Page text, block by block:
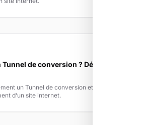
de conversion ? Définition
un Tunnel de conversion et son rôle
d’un site internet.